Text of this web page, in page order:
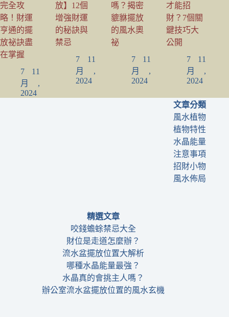
完全攻
略！財運
亨通的擺
放祕訣盡
在掌握
7 11
月,
2024
放】12個
增強財運
的秘訣與
禁忌
7 11
月,
2024
嗎？揭密
貔貅擺放
的風水奧
祕
7 11
月,
2024
才能招
財？7個關
鍵技巧大
公開
7 11
月,
2024
文章分類
風水植物
植物特性
水晶能量
注意事項
招財小物
風水佈局
精選文章
咬錢蟾蜍禁忌大全
財位是走道怎麼辦？
流水盆擺放位置大解析
哪種水晶能量最強？
水晶真的會挑主人嗎？
辦公室流水盆擺放位置的風水玄機